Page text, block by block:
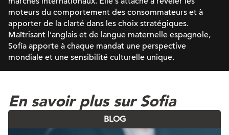
moteurs du comportement des consommateurs et à
apporter de la clarté dans les choix stratégiques.
Maîtrisant l’anglais et de langue maternelle espagnole,
Sofía apporte à chaque mandat une perspective
mondiale et une sensibilité culturelle unique.
En savoir plus sur Sofia
BLOG